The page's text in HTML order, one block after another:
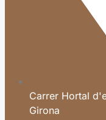
Carrer Hortal
Girona